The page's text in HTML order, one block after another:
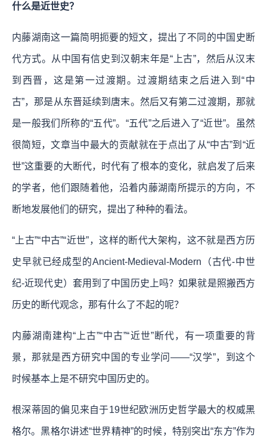
什么是近世史？
内藤湖南这一篇简明扼要的短文，提出了不同的中国史断
代方式。从中国有信史到汉朝末年是“上古”，然后从汉末
到西晋，这是第一过渡期。过渡期结束之后进入到“中
古”，那是从东晋延续到唐末。然后又有第二过渡期，那就
是一般我们所称的“五代”。“五代”之后进入了“近世”。虽然
很简短，文章当中最大的贡献就在于点出了从“中古”到“近
世”这重要的大断代，时代有了根本的变化，就启发了后来
的学者，他们跟随着他，沿着内藤湖南所提示的方向，不
断地发展他们的研究，提出了种种的看法。
“上古”“中古”“近世”，这样的断代大架构，这不就是西方历
史早就已经成型的Ancient-Medieval-Modern（古代-中世
纪-近现代史）套用到了中国历史上吗？如果就是照搬西方
历史的断代观念，那有什么了不起的呢？
内藤湖南建构“上古”“中古”“近世”断代，有一项重要的背
景，那就是西方研究中国的专业学问——“汉学”，到这个
时候基本上是不研究中国历史的。
根深蒂固的偏见来自于19世纪欧洲历史哲学最大的权威黑
格尔。黑格尔讲述“世界精神”的时候，特别突出“东方”作为